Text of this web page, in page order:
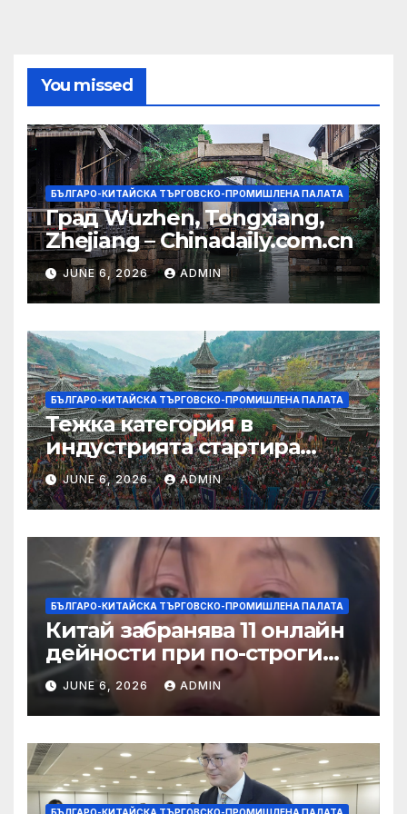
You missed
БЪЛГАРО-КИТАЙСКА ТЪРГОВСКО-ПРОМИШЛЕНА ПАЛАТА
Град Wuzhen, Tongxiang,
Zhejiang – Chinadaily.com.cn
JUNE 6, 2026 ADMIN
БЪЛГАРО-КИТАЙСКА ТЪРГОВСКО-ПРОМИШЛЕНА ПАЛАТА
Тежка категория в
индустрията стартира
алианс за космическа
слънчева енергия
JUNE 6, 2026 ADMIN
БЪЛГАРО-КИТАЙСКА ТЪРГОВСКО-ПРОМИШЛЕНА ПАЛАТА
Китай забранява 11 онлайн
дейности при по-строги
правила за ограничаване на
слуховете и
кибернасилниците
JUNE 6, 2026 ADMIN